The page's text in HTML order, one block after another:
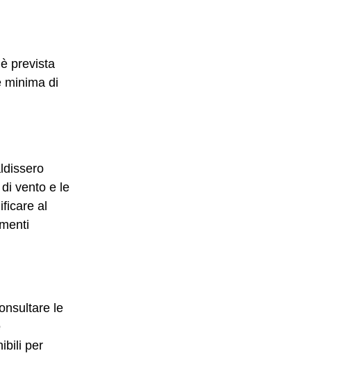
prevista
minima di
vento e le
al
le
per